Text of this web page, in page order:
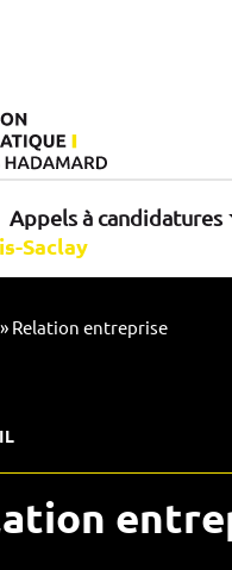
Appels à candidatures
Saclay
» Relation entreprise